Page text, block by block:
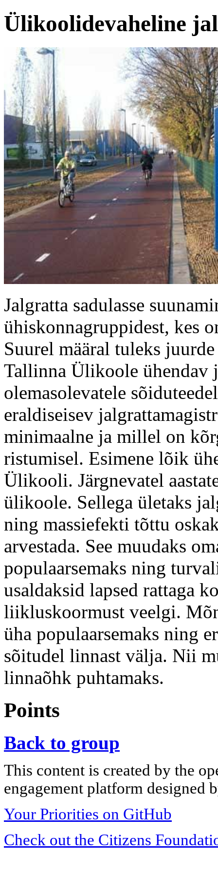
Ülikoolidevaheline
Jalgratta sadulasse
ühiskonnagruppidest, kes
Suurel määral tuleks
Tallinna Ülikoole ühendav
olemasolevatele
eraldiseisev
minimaalne ja millel on
ristumisel. Esimene lõik
Ülikooli. Järgnevatel
ülikoole. Sellega ületaks
ning massiefekti tõttu
arvestada. See muudaks
populaarsemaks ning
usaldaksid lapsed rattaga
liikluskoormust veelgi.
üha populaarsemaks ning
sõitudel linnast välja. Nii
linnaõhk puhtamaks.
Points
Back to group
This content is created by the
engagement platform designed
Your Priorities on GitHub
Check out the Citizens